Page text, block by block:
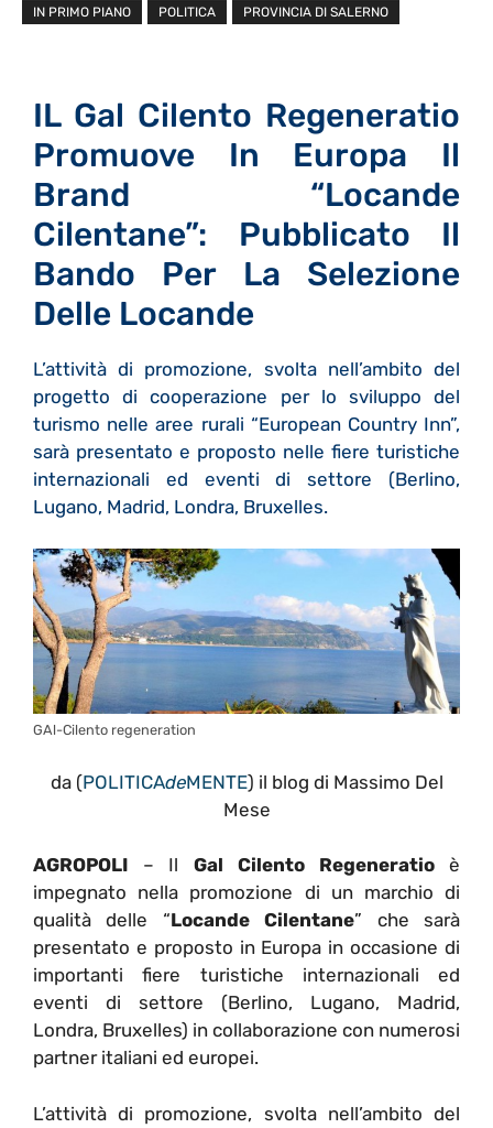
IN PRIMO PIANO
POLITICA PROVINCIA DI SALERNO
IL Gal Cilento Regeneratio
Promuove In Europa Il
Brand “Locande
Cilentane”: Pubblicato Il
Bando Per La Selezione
Delle Locande
L’attività di promozione, svolta nell’ambito del
progetto di cooperazione per lo sviluppo del
turismo nelle aree rurali “European Country Inn”,
sarà presentato e proposto nelle fiere turistiche
internazionali ed eventi di settore (Berlino,
Lugano, Madrid, Londra, Bruxelles.
GAl-Cilento regeneration
da (POLITICAdeMENTE) il blog di Massimo Del
Mese
AGROPOLI – Il Gal Cilento Regeneratioè
impegnato nella promozione di un marchio di
qualità delle “Locande Cilentane” che sarà
presentato e proposto in Europa in occasione di
importanti fiere turistiche internazionali ed
eventi di settore (Berlino, Lugano, Madrid,
Londra, Bruxelles) in collaborazione con numerosi
partner italiani ed europei.
L’attività di promozione, svolta nell’ambito del